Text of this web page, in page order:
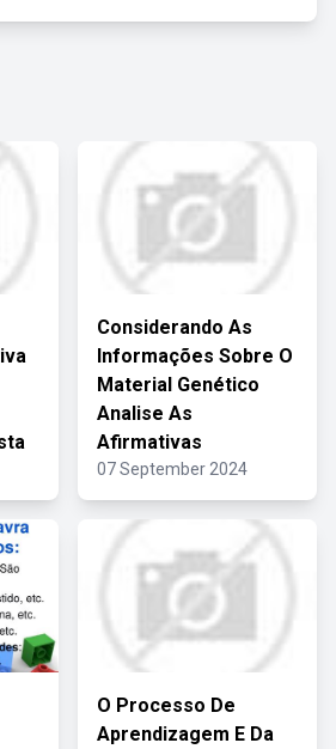
Considerando As
Informações Sobre O
Material Genético
Analise As
Afirmativas
07 September 2024
O Processo De
Aprendizagem E Da